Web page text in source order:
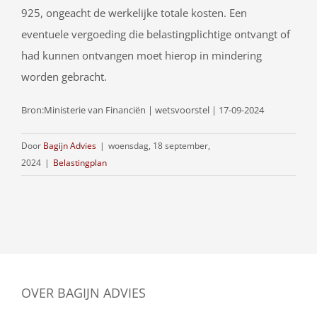
925, ongeacht de werkelijke totale kosten. Een
eventuele vergoeding die belastingplichtige ontvangt of
had kunnen ontvangen moet hierop in mindering
worden gebracht.
Bron:Ministerie van Financiën | wetsvoorstel | 17-09-2024
Door Bagijn Advies | woensdag, 18 september,
2024 | Belastingplan
OVER BAGIJN ADVIES